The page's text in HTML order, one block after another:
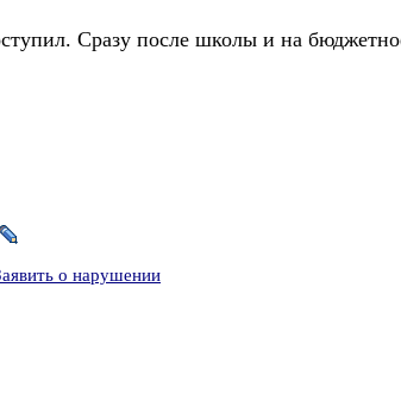
Сразу после школы и на
о нарушении